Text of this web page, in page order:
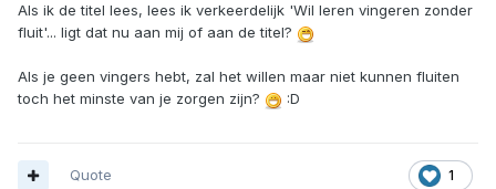
Als ik de titel lees, lees ik verkeerdelijk 'Wil leren vingeren zonder
fluit'... ligt dat nu aan mij of aan de titel?
Als je geen vingers hebt, zal het willen maar niet kunnen fluiten
toch het minste van je zorgen zijn?
:D
1
Quote